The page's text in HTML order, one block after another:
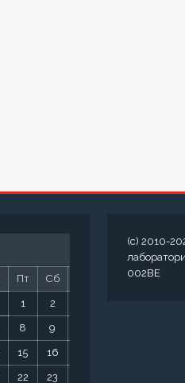
Пт Сб
1 2
8 9
15 16
22 23
(c) 2010-
002BE